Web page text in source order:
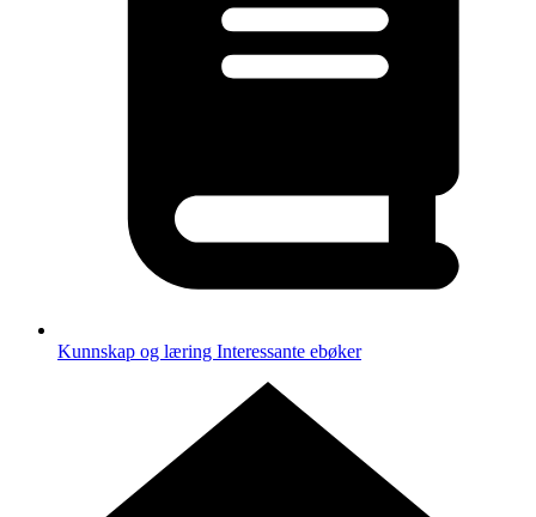
Kunnskap og læring Interessante ebøker